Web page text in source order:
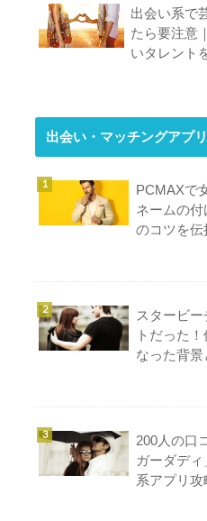
出会い系で
たら要注意
いタレント
出会い・マッチングアプリ
PCMAXで
ネームの
のコツを伝
スタービ
トだった
なった背
200人の口
ガーダデ
系アプリ